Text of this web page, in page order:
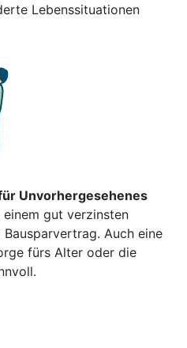
Lebenssituationen
Unvorhergesehenes
gut verzinsten
Auch eine
fürs Alter oder die